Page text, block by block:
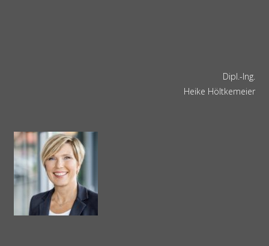
Dipl.-Ing.
Heike Höltkemeier